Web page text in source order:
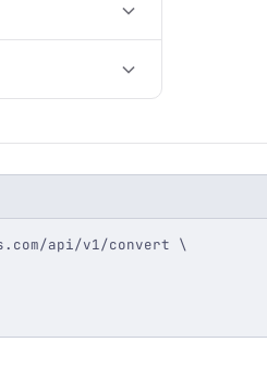
api/v1/convert \